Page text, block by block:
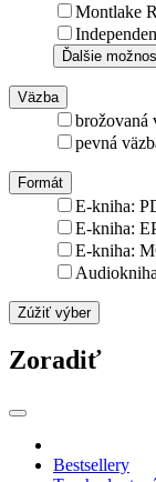
Montlake
Ďalšie
Väzba
brožovaná
pevná
Formát
E-kniha:
E-kniha:
E-kniha:
Zúžiť výber
Zoradiť
Bestsellery